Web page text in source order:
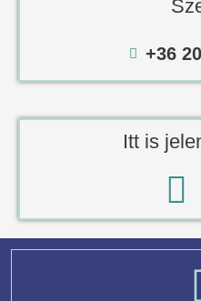
+36
Itt is